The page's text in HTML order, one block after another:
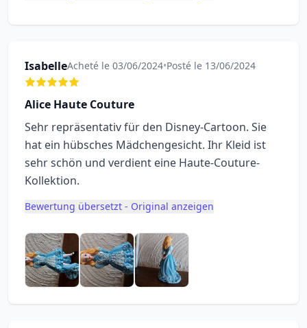
IsabelleAcheté le 03/06/2024•Posté le 13/06/2024
Alice Haute Couture
Sehr repräsentativ für den Disney-Cartoon. Sie
hat ein hübsches Mädchengesicht. Ihr Kleid ist
sehr schön und verdient eine Haute-Couture-
Kollektion.
Bewertung übersetzt - Original anzeigen